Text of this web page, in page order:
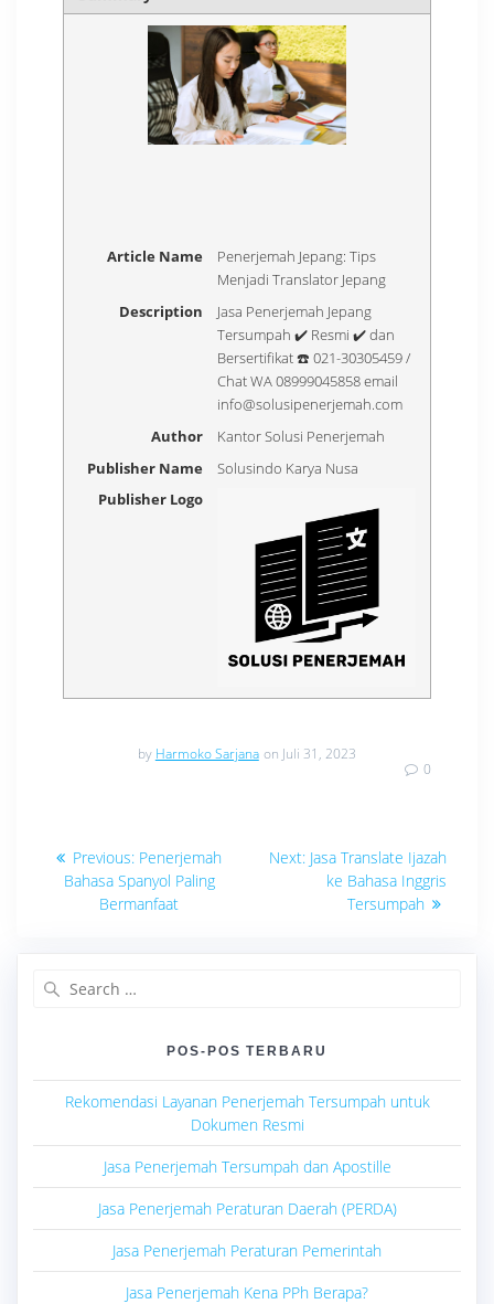
Article Name
Penerjemah Jepang: Tips
Menjadi Translator Jepang
Description
Jasa Penerjemah Jepang
Tersumpah ✔️ Resmi ✔️ dan
Bersertifikat ☎️ 021-30305459 /
Chat WA 08999045858 email
info@solusipenerjemah.com
Author
Kantor Solusi Penerjemah
Publisher Name
Solusindo Karya Nusa
Publisher Logo
by Harmoko Sarjana on Juli 31, 2023
0
Navigasi
pos
Previous: Previous
post:
Penerjemah
Bahasa Spanyol Paling
Bermanfaat
Next: Next
post:
Jasa Translate Ijazah
ke Bahasa Inggris
Tersumpah
POS-POS TERBARU
Rekomendasi Layanan Penerjemah Tersumpah untuk
Dokumen Resmi
Jasa Penerjemah Tersumpah dan Apostille
Jasa Penerjemah Peraturan Daerah (PERDA)
Jasa Penerjemah Peraturan Pemerintah
Jasa Penerjemah Kena PPh Berapa?